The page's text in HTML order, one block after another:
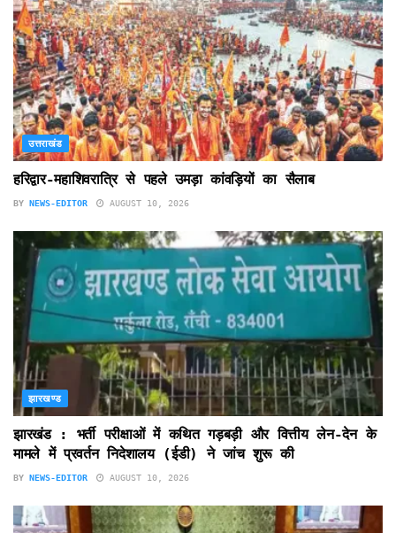
उत्तराखंड
हरिद्वार-महाशिवरात्रि से पहले उमड़ा कांवड़ियों का सैलाब
BY NEWS-EDITOR AUGUST 10, 2026
झारखण्ड
झारखंड : भर्ती परीक्षाओं में कथित गड़बड़ी और वित्तीय लेन-देन के
मामले में प्रवर्तन निदेशालय (ईडी) ने जांच शुरू की
BY NEWS-EDITOR AUGUST 10, 2026